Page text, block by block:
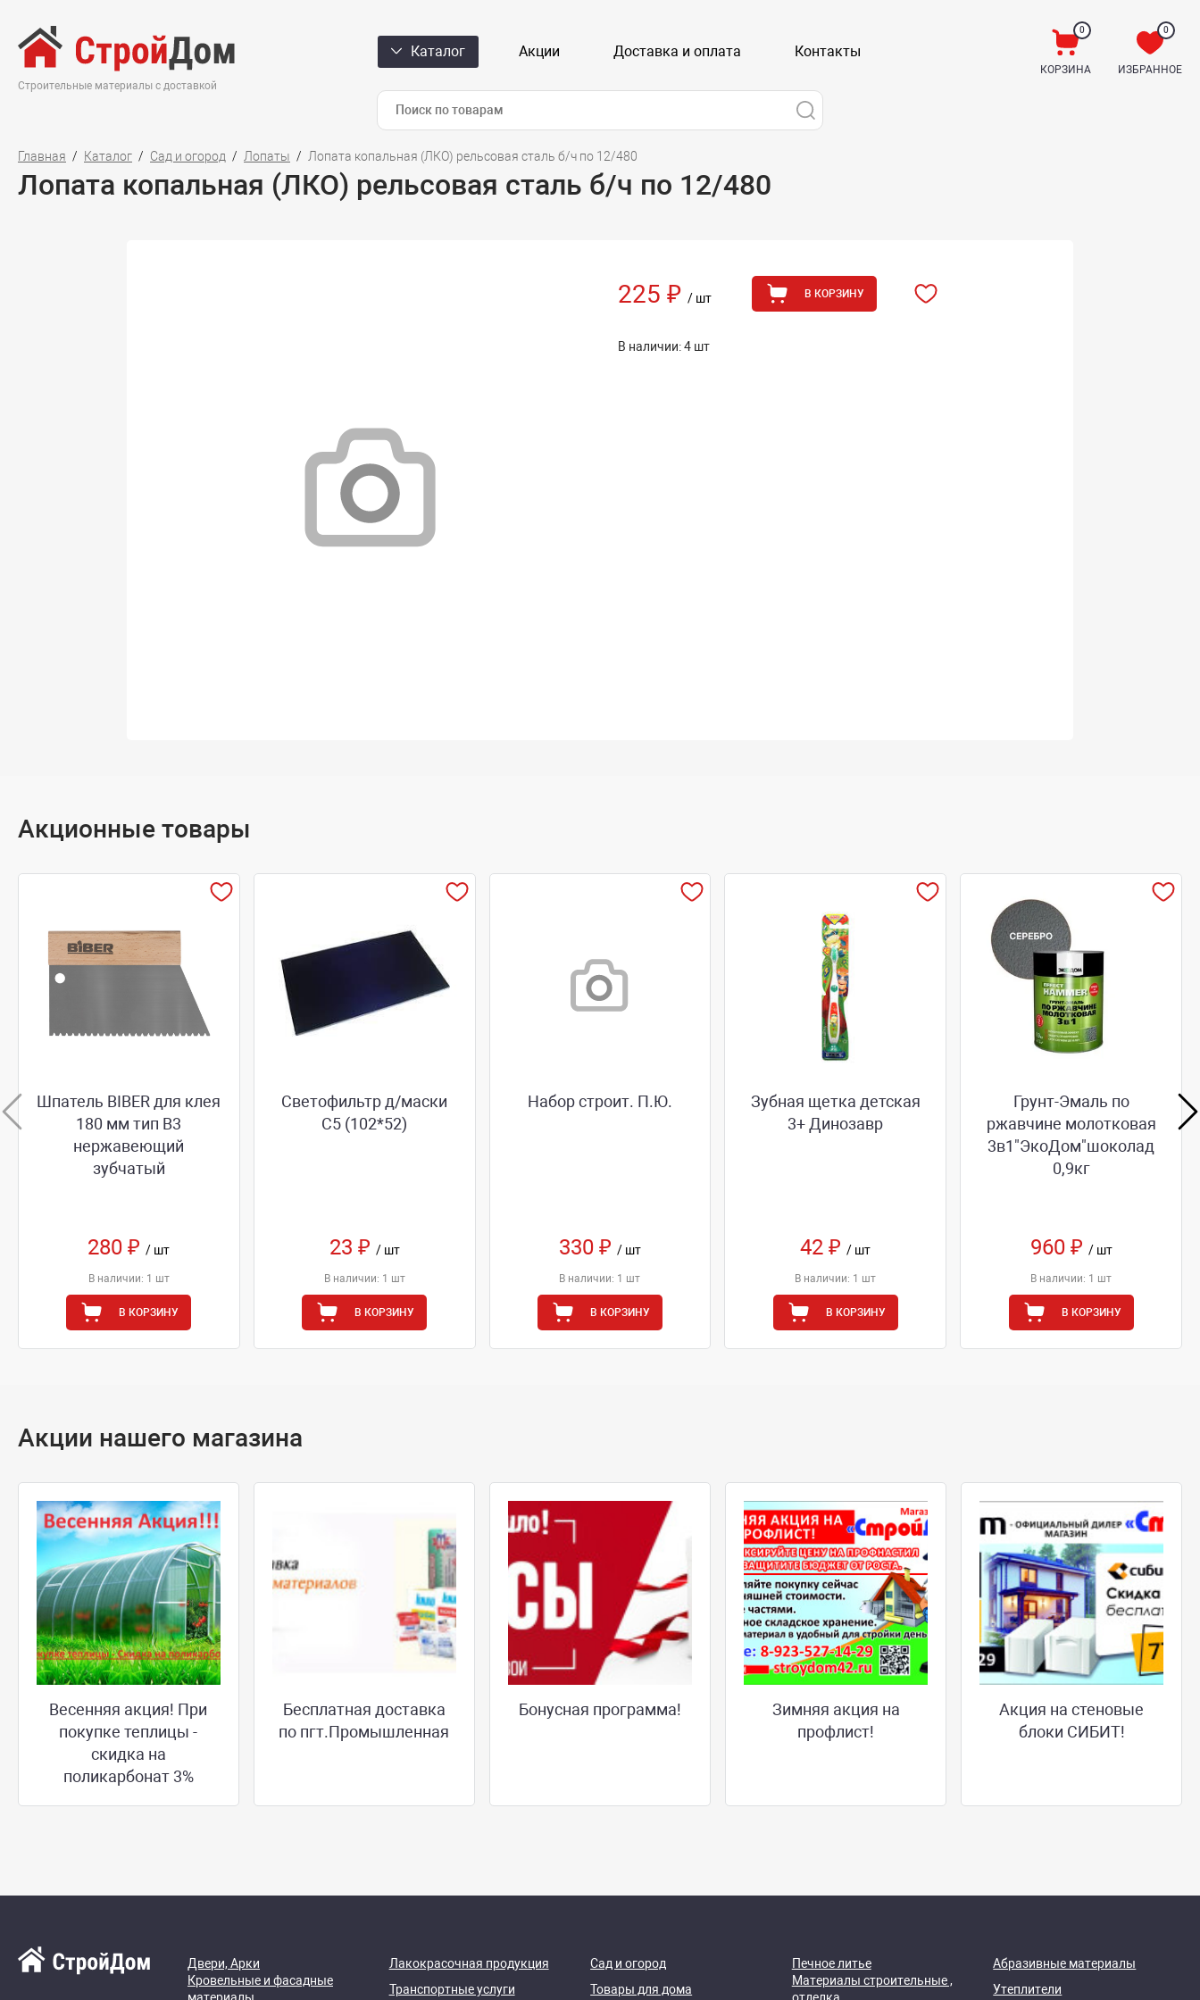
Строительные материалы с доставкой
Каталог Акции Доставка и оплата Контакты
0
КОРЗИНА
0
ИЗБРАННОЕ
Главная Каталог Сад и огород Лопаты Лопата копальная (ЛКО) рельсовая сталь б/ч по 12/480
Лопата копальная (ЛКО) рельсовая сталь б/ч по 12/480
225 ₽ / шт В КОРЗИНУ
В наличии: 4 шт
Акционные товары
Шпатель BIBER для клея
180 мм тип В3
нержавеющий
зубчатый
280 ₽/ шт
В наличии: 1 шт
В КОРЗИНУ
Светофильтр д/маски
С5 (102*52)
23 ₽ / шт
В наличии: 1 шт
В КОРЗИНУ
Набор строит. П.Ю.
330 ₽ / шт
В наличии: 1 шт
В КОРЗИНУ
Зубная щетка детская
3+ Динозавр
42 ₽/ шт
В наличии: 1 шт
В КОРЗИНУ
Грунт-Эмаль по
ржавчине молотковая
3в1"ЭкоДом"шоколад
0,9кг
960 ₽ / шт
В наличии: 1 шт
В КОРЗИНУ
Акции нашего магазина
Весенняя акция! При
покупке теплицы -
скидка на
поликарбонат 3%
Бесплатная доставка
по пгт.Промышленная
Бонусная программа!
Зимняя акция на
профлист!
Акция на стеновые
блоки СИБИТ!
Двери, Арки Лакокрасочная продукция Сад и огород Печное литье
Абразивные материалы
Кровельные и фасадные
Транспортные услуги Товары для дома
Материалы строительные ,
Утеплители